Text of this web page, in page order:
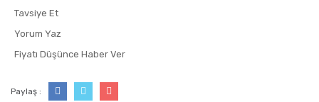
Tavsiye Et
Yorum Yaz
Fiyatı Düşünce Haber Ver
Paylaş :